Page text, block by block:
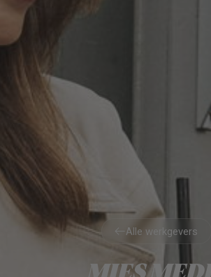
Alle werkgevers
Alle werkgevers